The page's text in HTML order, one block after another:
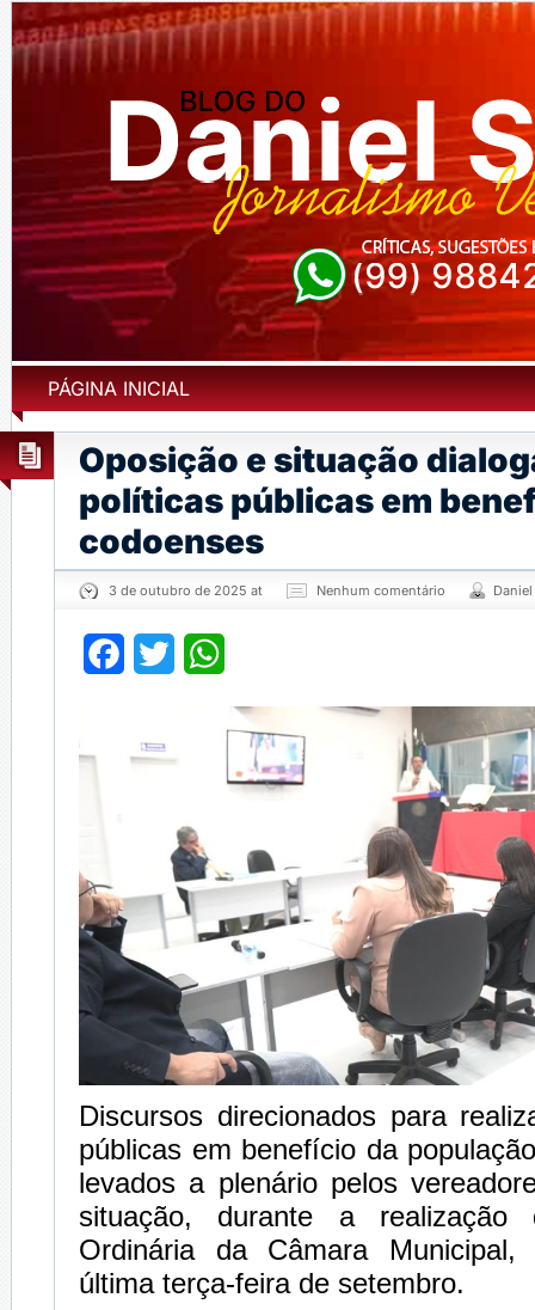
PÁGINA INICIAL
Oposição e situação
políticas públicas em
codoenses
3 de outubro de 2025 at Nenhum comentário
Facebook
Twitter
Discursos direcionados para
públicas em benefício da
levados a plenário pelos
situação, durante a realização
Ordinária da Câmara
última terça-feira de setembro.